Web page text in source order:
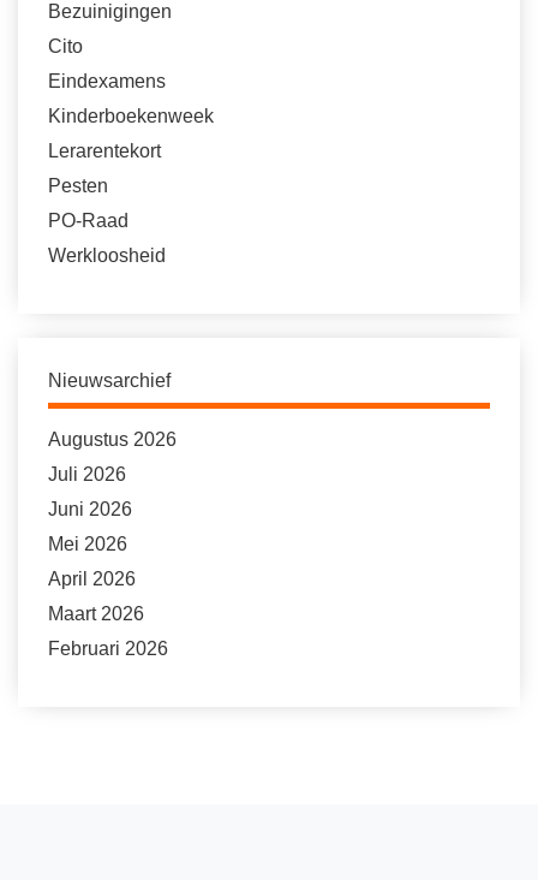
Bezuinigingen
Cito
Eindexamens
Kinderboekenweek
Lerarentekort
Pesten
PO-Raad
Werkloosheid
Nieuwsarchief
Augustus 2026
Juli 2026
Juni 2026
Mei 2026
April 2026
Maart 2026
Februari 2026